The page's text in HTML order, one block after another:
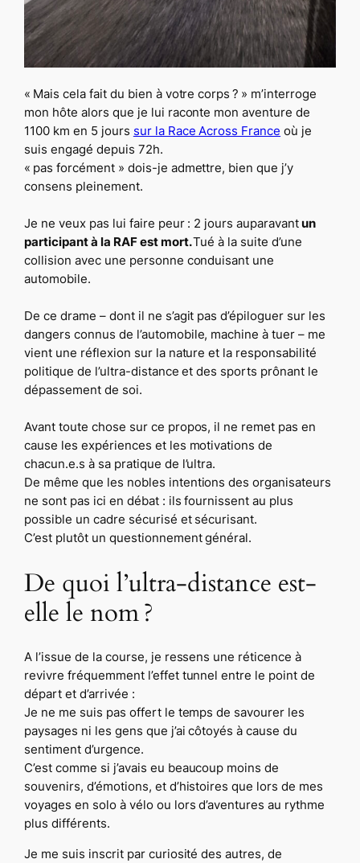
« Mais cela fait du bien à votre corps ? » m’interroge
mon hôte alors que je lui raconte mon aventure de
1100 km en 5 jours sur la Race Across France où je
suis engagé depuis 72h.
« pas forcément » dois-je admettre, bien que j’y
consens pleinement.
Je ne veux pas lui faire peur : 2 jours auparavantun
participant à la RAF est mort.Tué à la suite d’une
collision avec une personne conduisant une
automobile.
De ce drame – dont il ne s’agit pas d’épiloguer sur les
dangers connus de l’automobile, machine à tuer – me
vient une réflexion sur la nature et la responsabilité
politique de l’ultra-distance et des sports prônant le
dépassement de soi.
Avant toute chose sur ce propos, il ne remet pas en
cause les expériences et les motivations de
chacun.e.s à sa pratique de l’ultra.
De même que les nobles intentions des organisateurs
ne sont pas ici en débat : ils fournissent au plus
possible un cadre sécurisé et sécurisant.
C’est plutôt un questionnement général.
De quoi l’ultra-distance est-
elle le nom ?
A l’issue de la course, je ressens une réticence à
revivre fréquemment l’effet tunnel entre le point de
départ et d’arrivée :
Je ne me suis pas offert le temps de savourer les
paysages ni les gens que j’ai côtoyés à cause du
sentiment d’urgence.
C’est comme si j’avais eu beaucoup moins de
souvenirs, d’émotions, et d’histoires que lors de mes
voyages en solo à vélo ou lors d’aventures au rythme
plus différents.
Je me suis inscrit par curiosité des autres, de